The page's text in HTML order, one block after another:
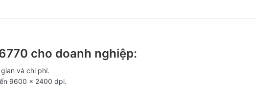
cho doanh nghiệp:
và chi phí.
9600 x 2400 dpi.